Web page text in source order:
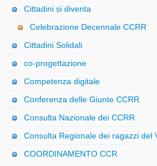
Cittadini si diventa
Celebrazione Decennale CCRR
Cittadini Solidali
co-progettazione
Competenza digitale
Conferenza delle Giunte CCRR
Consulta Nazionale dei CCRR
Consulta Regionale dei ragazzi del
COORDINAMENTO CCR